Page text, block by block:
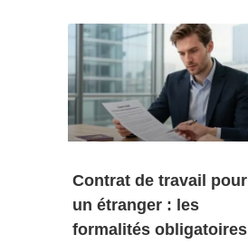
Contrat de travail pour
un étranger : les
formalités obligatoires